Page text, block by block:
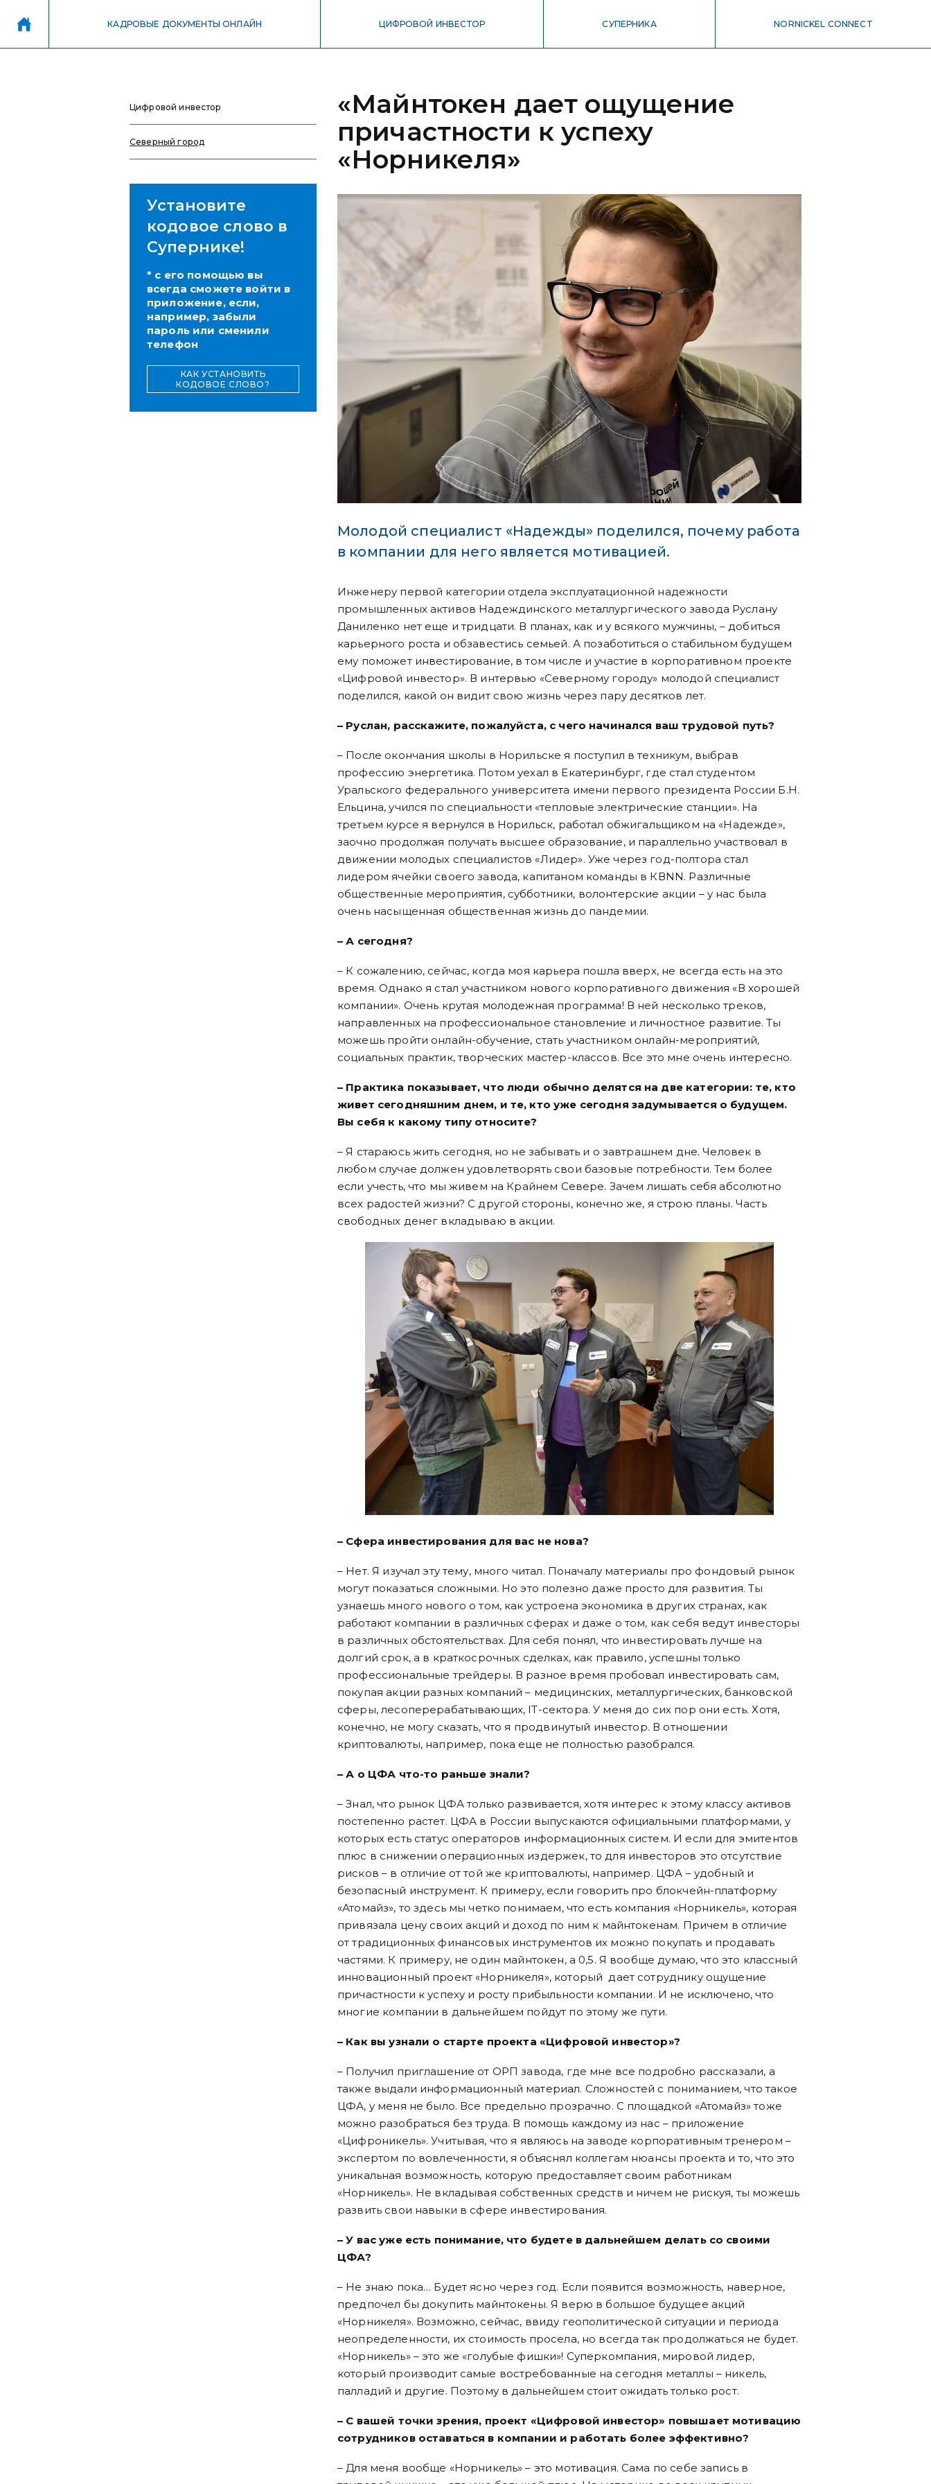
КАДРОВЫЕ ДОКУМЕНТЫ ОНЛАЙН ЦИФРОВОЙ ИНВЕСТОР СУПЕРНИКА NORNICKEL CONNECT
Цифровой инвестор
Северный город
Установите
кодовое слово в
Супернике!
* с его помощью вы
всегда сможете войти в
приложение, если,
например, забыли
пароль или сменили
телефон
КАК УСТАНОВИТЬ
КОДОВОЕ СЛОВО?
«Майнтокен дает ощущение
причастности к успеху
«Норникеля»
Молодой специалист «Надежды» поделился, почему работа
в компании для него является мотивацией.
Инженеру первой категории отдела эксплуатационной надежности
промышленных активов Надеждинского металлургического завода Руслану
Даниленко нет еще и тридцати. В планах, как и у всякого мужчины, – добиться
карьерного роста и обзавестись семьей. А позаботиться о стабильном будущем
ему поможет инвестирование, в том числе и участие в корпоративном проекте
«Цифровой инвестор». В интервью «Северному городу» молодой специалист
поделился, какой он видит свою жизнь через пару десятков лет.
– Руслан, расскажите, пожалуйста, с чего начинался ваш трудовой путь?
– После окончания школы в Норильске я поступил в техникум, выбрав
профессию энергетика. Потом уехал в Екатеринбург, где стал студентом
Уральского федерального университета имени первого президента России Б.Н.
Ельцина, учился по специальности «тепловые электрические станции». На
третьем курсе я вернулся в Норильск, работал обжигальщиком на «Надежде»,
заочно продолжая получать высшее образование, и параллельно участвовал в
движении молодых специалистов «Лидер». Уже через год-полтора стал
лидером ячейки своего завода, капитаном команды в КВNN. Различные
общественные мероприятия, субботники, волонтерские акции – у нас была
очень насыщенная общественная жизнь до пандемии.
– А сегодня?
– К сожалению, сейчас, когда моя карьера пошла вверх, не всегда есть на это
время. Однако я стал участником нового корпоративного движения «В хорошей
компании». Очень крутая молодежная программа! В ней несколько треков,
направленных на профессиональное становление и личностное развитие. Ты
можешь пройти онлайн-обучение, стать участником онлайн-мероприятий,
социальных практик, творческих мастер-классов. Все это мне очень интересно.
– Практика показывает, что люди обычно делятся на две категории: те, кто
живет сегодняшним днем, и те, кто уже сегодня задумывается о будущем.
Вы себя к какому типу относите?
– Я стараюсь жить сегодня, но не забывать и о завтрашнем дне. Человек в
любом случае должен удовлетворять свои базовые потребности. Тем более
если учесть, что мы живем на Крайнем Севере. Зачем лишать себя абсолютно
всех радостей жизни? С другой стороны, конечно же, я строю планы. Часть
свободных денег вкладываю в акции.
– Сфера инвестирования для вас не нова?
– Нет. Я изучал эту тему, много читал. Поначалу материалы про фондовый рынок
могут показаться сложными. Но это полезно даже просто для развития. Ты
узнаешь много нового о том, как устроена экономика в других странах, как
работают компании в различных сферах и даже о том, как себя ведут инвесторы
в различных обстоятельствах. Для себя понял, что инвестировать лучше на
долгий срок, а в краткосрочных сделках, как правило, успешны только
профессиональные трейдеры. В разное время пробовал инвестировать сам,
покупая акции разных компаний – медицинских, металлургических, банковской
сферы, лесоперерабатывающих, IT-сектора. У меня до сих пор они есть. Хотя,
конечно, не могу сказать, что я продвинутый инвестор. В отношении
криптовалюты, например, пока еще не полностью разобрался.
– А о ЦФА что-то раньше знали?
– Знал, что рынок ЦФА только развивается, хотя интерес к этому классу активов
постепенно растет. ЦФА в России выпускаются официальными платформами, у
которых есть статус операторов информационных систем. И если для эмитентов
плюс в снижении операционных издержек, то для инвесторов это отсутствие
рисков – в отличие от той же криптовалюты, например. ЦФА – удобный и
безопасный инструмент. К примеру, если говорить про блокчейн-платформу
«Атомайз», то здесь мы четко понимаем, что есть компания «Норникель», которая
привязала цену своих акций и доход по ним к майнтокенам. Причем в отличие
от традиционных финансовых инструментов их можно покупать и продавать
частями. К примеру, не один майнтокен, а 0,5. Я вообще думаю, что это классный
инновационный проект «Норникеля», который дает сотруднику ощущение
причастности к успеху и росту прибыльности компании. И не исключено, что
многие компании в дальнейшем пойдут по этому же пути.
– Как вы узнали о старте проекта «Цифровой инвестор»?
– Получил приглашение от ОРП завода, где мне все подробно рассказали, а
также выдали информационный материал. Сложностей с пониманием, что такое
ЦФА, у меня не было. Все предельно прозрачно. С площадкой «Атомайз» тоже
можно разобраться без труда. В помощь каждому из нас – приложение
«Цифроникель». Учитывая, что я являюсь на заводе корпоративным тренером –
экспертом по вовлеченности, я объяснял коллегам нюансы проекта и то, что это
уникальная возможность, которую предоставляет своим работникам
«Норникель». Не вкладывая собственных средств и ничем не рискуя, ты можешь
развить свои навыки в сфере инвестирования.
– У вас уже есть понимание, что будете в дальнейшем делать со своими
ЦФА?
– Не знаю пока… Будет ясно через год. Если появится возможность, наверное,
предпочел бы докупить майнтокены. Я верю в большое будущее акций
«Норникеля». Возможно, сейчас, ввиду геополитической ситуации и периода
неопределенности, их стоимость просела, но всегда так продолжаться не будет.
«Норникель» – это же «голубые фишки»! Суперкомпания, мировой лидер,
который производит самые востребованные на сегодня металлы – никель,
палладий и другие. Поэтому в дальнейшем стоит ожидать только рост.
– С вашей точки зрения, проект «Цифровой инвестор» повышает мотивацию
сотрудников оставаться в компании и работать более эффективно?
– Для меня вообще «Норникель» – это мотивация. Сама по себе запись в